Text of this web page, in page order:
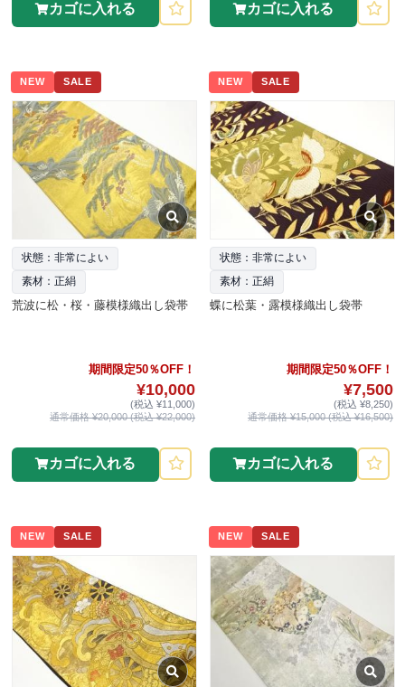
カゴに入れる カゴに入れる
NEW SALE
状態：非常によい
素材：正絹
荒波に松・桜・藤模様織出し袋帯
期間限定50％OFF！
¥10,000
(税込 ¥11,000)
通常価格 ¥20,000 (税込 ¥22,000)
カゴに入れる
NEW SALE
状態：非常によい
素材：正絹
蝶に松葉・露模様織出し袋帯
期間限定50％OFF！
¥7,500
(税込 ¥8,250)
通常価格 ¥15,000 (税込 ¥16,500)
カゴに入れる
NEW SALE NEW SALE